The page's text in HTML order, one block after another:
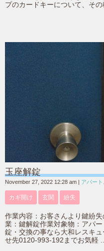
プのカードキーについて、そ
玉座解錠
November 27, 2022 12:28 am | アパート
カギ開け 玄関 紛失
作業内容：お客さんより鍵紛
業：鍵解錠作業対象物：アパ
錠・交換の事なら大和レスキ
せ先0120-993-192までお気軽 ...